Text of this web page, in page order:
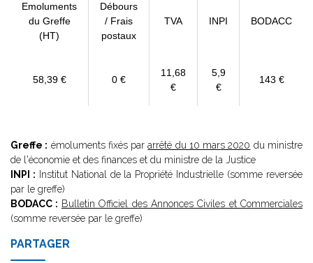
Emoluments
du Greffe
(HT)
Débours
/ Frais
postaux
TVA INPI BODACC
58,39 € 0 €
11,68
€
5,9
€
143 €
Greffe : émoluments fixés pararrêté du 10 mars 2020 du ministre
de l'économie et des finances et du ministre de la Justice
INPI : Institut National de la Propriété Industrielle (somme reversée
par le greffe)
BODACC : Bulletin Officiel des Annonces Civiles et Commerciales
(somme reversée par le greffe)
PARTAGER